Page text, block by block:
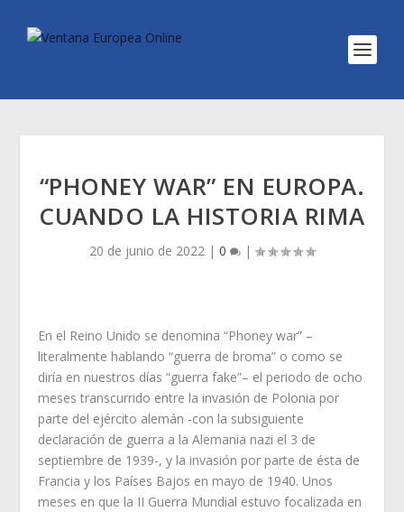
“PHONEY WAR” EN EUROPA.
CUANDO LA HISTORIA RIMA
20 de junio de 2022 | 0 |
En el Reino Unido se denomina “Phoney war” –
literalmente hablando “guerra de broma” o como se
diría en nuestros días “guerra fake”– el periodo de ocho
meses transcurrido entre la invasión de Polonia por
parte del ejército alemán -con la subsiguiente
declaración de guerra a la Alemania nazi el 3 de
septiembre de 1939-, y la invasión por parte de ésta de
Francia y los Países Bajos en mayo de 1940. Unos
meses en que la II Guerra Mundial estuvo focalizada en